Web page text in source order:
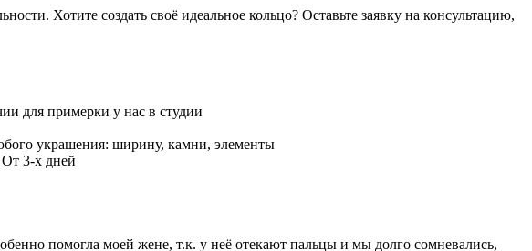
Хотите создать своё идеальное кольцо? Оставьте заявку на консультацию,
для примерки у нас в студии
украшения: ширину, камни, элементы
3-х дней
помогла моей жене, т.к. у неё отекают пальцы и мы долго сомневались,